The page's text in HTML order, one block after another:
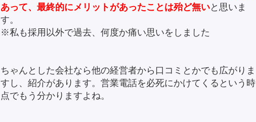
あって、最終的にメリットがあったことは殆ど無いと思いま
す。
※私も採用以外で過去、何度か痛い思いをしました
ちゃんとした会社なら他の経営者から口コミとかでも広がりま
すし、紹介があります。営業電話を必死にかけてくるという時
点でもう分かりますよね。